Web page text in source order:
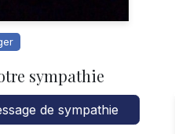
sympathie
de sympathie